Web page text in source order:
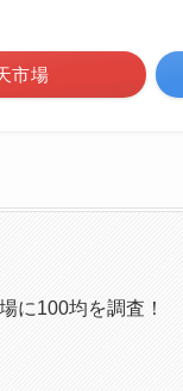
市場
に100均を調査！